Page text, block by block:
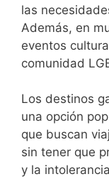
las
Además, en
eventos
comunidad
Los destinos
una opción
que buscan
sin tener que
y la